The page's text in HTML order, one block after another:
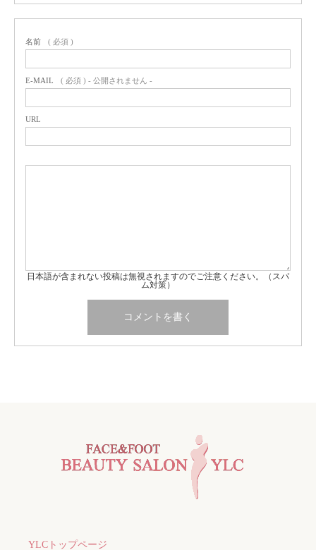
名前 ( 必須 )
E-MAIL ( 必須 ) - 公開されません -
URL
日本語が含まれない投稿は無視されますのでご注意ください。（スパ
ム対策）
YLCトップページ